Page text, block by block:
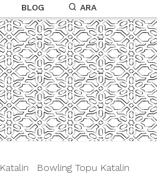
BLOG ARA
Katalin Bowling Topu Katalin